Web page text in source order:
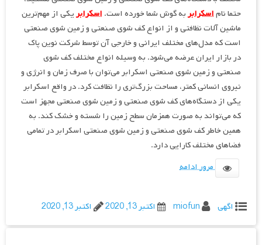
حتما ناماسکرابربه گوش شما خورده است. اسکرابریکی از مهم‌ترین
ماشین آلات نظافتی و از انواع کف شوی صنعتی و زمین شوی صنعتی
است که مدل‌های مختلف ایرانی و خارجی آن توسط شرکت نوین پاک
در بازار ایران عرضه می‌شود. به وسیله انواع مختلف کف شوی
صنعتی و زمین شوی صنعتی اسکرابر می‌توان با صرف زمان و انرژی و
نیروی انسانی کمتر، مساحت بزرگ‌تری را نظافت کرد. در واقع اسکرابر
یکی از دستگاه‌های کف شوی صنعتی و زمین شوی صنعتی مجهز است
که می‌تواند به صورت همزمان سطح زمین را شسته و خشک کند. به
همین خاطر کف شوی صنعتی و زمین شوی صنعتی اسکرابر در تمامی
فضاهای مختلف کارایی دارد.
مرور ادامه
اگهی miofun اکتبر 13, 2020 اکتبر 13, 2020